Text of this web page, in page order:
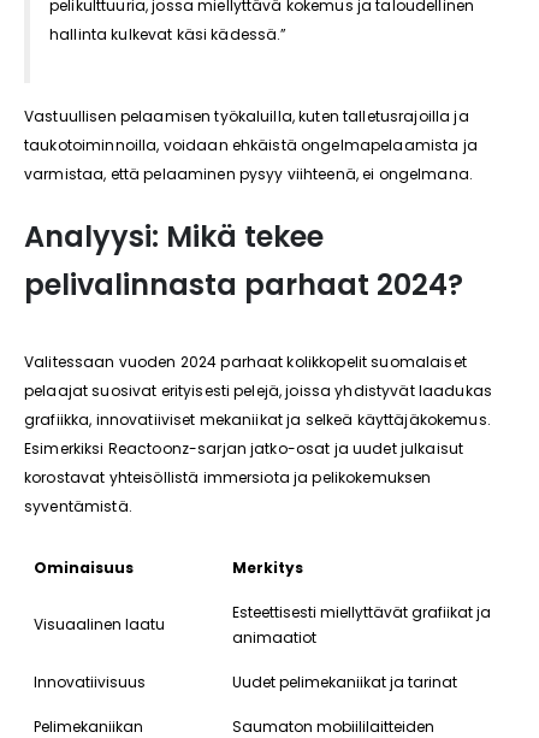
pelikulttuuria, jossa miellyttävä kokemus ja taloudellinen
hallinta kulkevat käsi kädessä.”
Vastuullisen pelaamisen työkaluilla, kuten talletusrajoilla ja
taukotoiminnoilla, voidaan ehkäistä ongelmapelaamista ja
varmistaa, että pelaaminen pysyy viihteenä, ei ongelmana.
Analyysi: Mikä tekee
pelivalinnasta parhaat 2024?
Valitessaan vuoden 2024 parhaat kolikkopelit suomalaiset
pelaajat suosivat erityisesti pelejä, joissa yhdistyvät laadukas
grafiikka, innovatiiviset mekaniikat ja selkeä käyttäjäkokemus.
Esimerkiksi Reactoonz-sarjan jatko-osat ja uudet julkaisut
korostavat yhteisöllistä immersiota ja pelikokemuksen
syventämistä.
Ominaisuus Merkitys
Visuaalinen laatu
Esteettisesti miellyttävät grafiikat ja
animaatiot
Innovatiivisuus Uudet pelimekaniikat ja tarinat
Pelimekaniikan
Saumaton mobiililaitteiden